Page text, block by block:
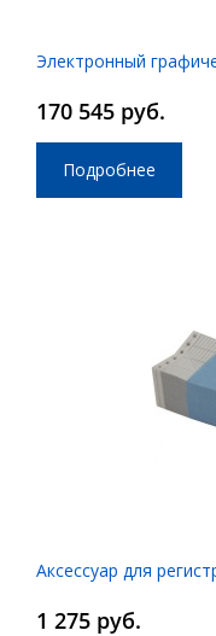
Электронный
170 545 руб.
Подробнее
Аксессуар для
1 275 руб.